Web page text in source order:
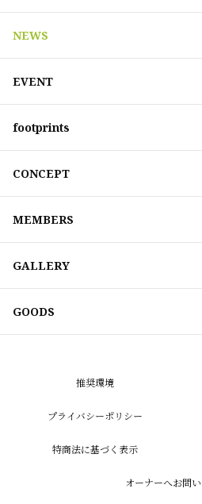
NEWS
EVENT
footprints
CONCEPT
MEMBERS
GALLERY
GOODS
推奨環境
プライバシーポリシー
特商法に基づく表示
オーナーへお問